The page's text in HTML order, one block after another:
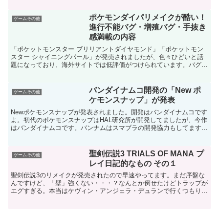
ゲームその他
ポケモンダイパリメイクが酷い！
進行不能バグ・増殖バグ・手抜き
感満載の内容
「ポケットモンスター ブリリアントダイヤモンド」「ポケットモン
スター シャイニングパール」が発売されましたが、色々ひどいと話
題になっており、海外サイトでは低評価がつけられています。バグの
ゲームその他
バンダイナムコ開発の「New ポ
ケモンスナップ」が発表
Newポケモンスナップが発表されました。開発はバンダイナムコです
よ。初代のポケモンスナップはHAL研究所が開発してましたが、今作
はバンダイナムコです。バンナムはスマブラの開発協力もしてます
ゲームその他
聖剣伝説3 TRIALS OF MANA プ
レイ日記的なもの その１
聖剣伝説3のリメイクが発売されたので早速やってます。まだ序盤な
んですけど、「壁」強くない・・・？なんとか倒せたけどトラップが
エグすぎる。本当はケヴィン・アンジェラ・デュランで行くつもりで